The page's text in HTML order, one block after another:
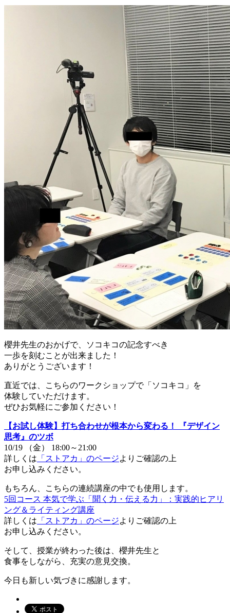
櫻井先生のおかげで、ソコキコの記念すべき
一歩を刻むことが出来ました！
ありがとうございます！
直近では、こちらのワークショップで「ソコキコ」を
体験していただけます。
ぜひお気軽にご参加ください！
【お試し体験】打ち合わせが根本から変わる！ 『デザイン
思考』のツボ
10/19 （金） 18:00～21:00
詳しくは 「ストアカ」のページよりご確認の上
お申し込みください。
もちろん、こちらの連続講座の中でも使用します。
5回コース 本気で学ぶ「聞く力・伝える力」：実践的ヒアリ
ング＆ライティング講座
詳しくは 「ストアカ」のページよりご確認の上
お申し込みください。
そして、授業が終わった後は、櫻井先生と
食事をしながら、充実の意見交換。
今日も新しい気づきに感謝します。